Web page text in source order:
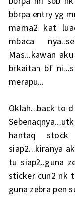
bbrpa entry yg
mama2 kat
mbaca
Mas...kawan
brkaitan bf
merapu...
Oklah...back to
hantaq
siap2...kiranya
tu siap2..guna
sticker cun2 nk
guna zebra pen